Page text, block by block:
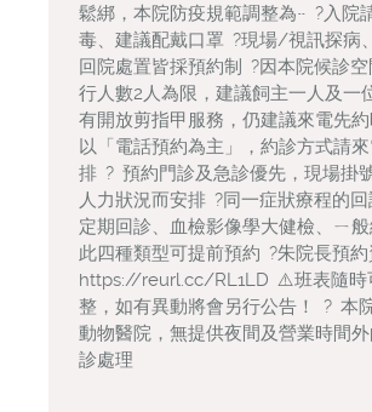
鬆綁，本院防疫規範調整為~ ?入院
毒、建議配戴口罩 ?現場/視訊探病
回院處置皆採預約制 ?因本院候診空
行人數2人為限，建議飼主一人及一
有開放剪指甲服務，仍建議來電先
以「電話預約為主」，約診方式請
排 ? 預約門診及急診優先，現場掛
人力狀況而安排 ?同一症狀療程的
定期回診、血檢影像學大健檢、ㄧ般
此四種類型可提前預約 ?朱院長預約
https://reurl.cc/RL1LD ⚠️班表隨時
整，如有異動將會另行公告！ ? 本
動物醫院，無提供夜間及營業時間
診處理